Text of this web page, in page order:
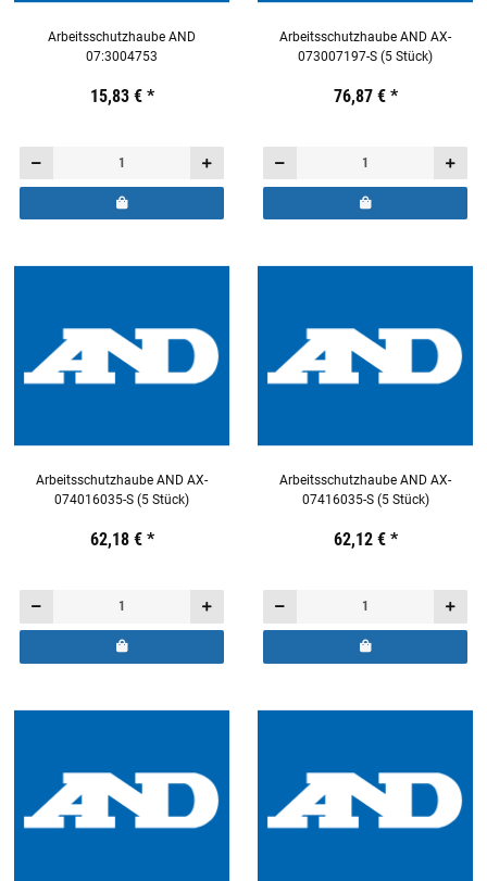
Arbeitsschutzhaube AND
07:3004753
19,44 €inkl. 19% USt.
15,83 € *
Arbeitsschutzhaube AND AX-
073007197-S (5 Stück)
19,44 €inkl. 19% USt.
76,87 € *
Arbeitsschutzhaube AND AX-
074016035-S (5 Stück)
19,44 €inkl. 19% USt.
62,18 € *
Arbeitsschutzhaube AND AX-
07416035-S (5 Stück)
19,44 €inkl. 19% USt.
62,12 € *